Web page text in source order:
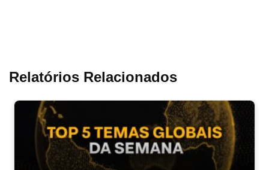
Relatórios Relacionados